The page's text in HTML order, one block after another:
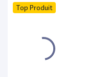
Top Produit